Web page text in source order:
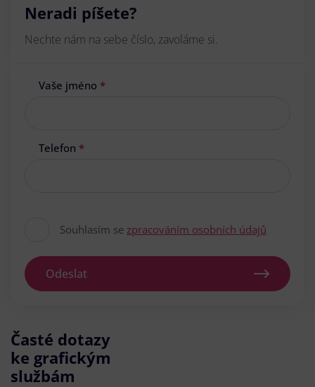
Neradi píšete?
Nechte nám na sebe číslo, zavoláme si.
Vaše jméno *
Telefon *
Souhlasím se zpracováním osobních údajů
Odeslat
Časté dotazy
ke grafickým
službám